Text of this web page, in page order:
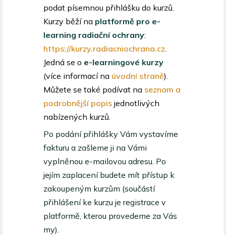
podat písemnou přihlášku do kurzů.
Kurzy běží na platformě pro e-
learning radiační ochrany:
https://kurzy.radiacniochrana.cz.
Jedná se o e-learningové kurzy
(více informací na úvodní straně).
Můžete se také podívat na seznam a
podrobnější popis jednotlivých
nabízených kurzů.
Po podání přihlášky Vám vystavíme
fakturu a zašleme ji na Vámi
vyplněnou e-mailovou adresu. Po
jejím zaplacení budete mít přístup k
zakoupeným kurzům (součástí
přihlášení ke kurzu je registrace v
platformě, kterou provedeme za Vás
my).